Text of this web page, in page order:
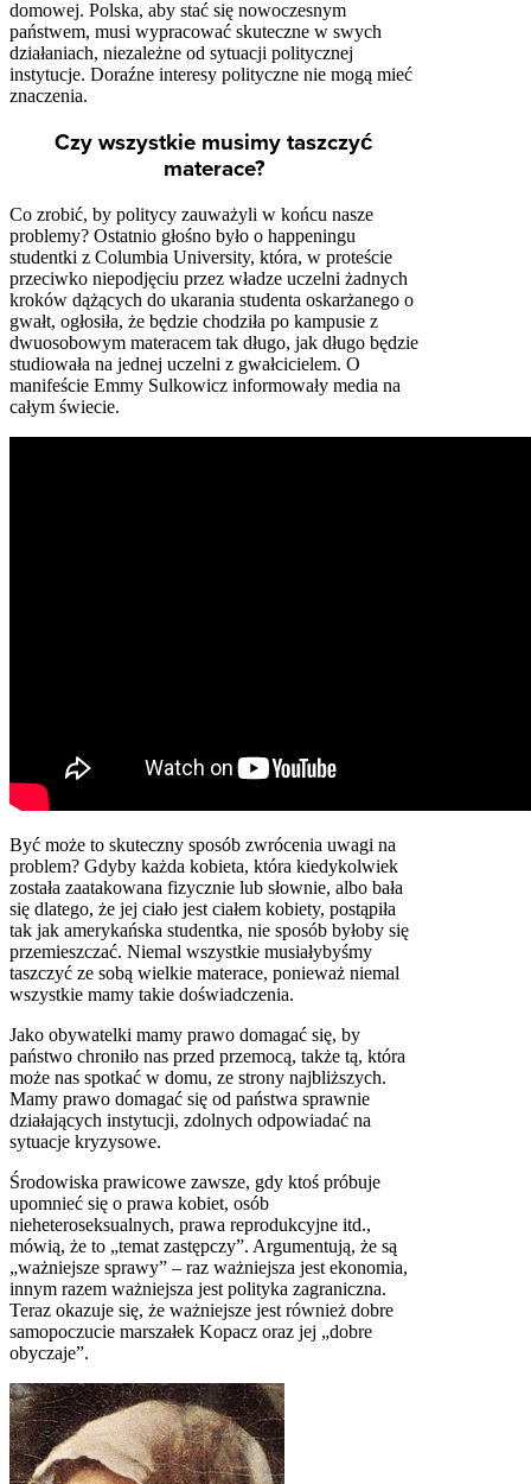
domowej. Polska, aby stać się nowoczesnym
państwem, musi wypracować skuteczne w swych
działaniach, niezależne od sytuacji politycznej
instytucje. Doraźne interesy polityczne nie mogą mieć
znaczenia.
Czy wszystkie musimy taszczyć
materace?
Co zrobić, by politycy zauważyli w końcu nasze
problemy? Ostatnio głośno było o happeningu
studentki z Columbia University, która, w proteście
przeciwko niepodjęciu przez władze uczelni żadnych
kroków dążących do ukarania studenta oskarżanego o
gwałt, ogłosiła, że będzie chodziła po kampusie z
dwuosobowym materacem tak długo, jak długo będzie
studiowała na jednej uczelni z gwałcicielem. O
manifeście Emmy Sulkowicz informowały media na
całym świecie.
Być może to skuteczny sposób zwrócenia uwagi na
problem? Gdyby każda kobieta, która kiedykolwiek
została zaatakowana fizycznie lub słownie, albo bała
się dlatego, że jej ciało jest ciałem kobiety, postąpiła
tak jak amerykańska studentka, nie sposób byłoby się
przemieszczać. Niemal wszystkie musiałybyśmy
taszczyć ze sobą wielkie materace, ponieważ niemal
wszystkie mamy takie doświadczenia.
Jako obywatelki mamy prawo domagać się, by
państwo chroniło nas przed przemocą, także tą, która
może nas spotkać w domu, ze strony najbliższych.
Mamy prawo domagać się od państwa sprawnie
działających instytucji, zdolnych odpowiadać na
sytuacje kryzysowe.
Środowiska prawicowe zawsze, gdy ktoś próbuje
upomnieć się o prawa kobiet, osób
nieheteroseksualnych, prawa reprodukcyjne itd.,
mówią, że to „temat zastępczy”. Argumentują, że są
„ważniejsze sprawy” – raz ważniejsza jest ekonomia,
innym razem ważniejsza jest polityka zagraniczna.
Teraz okazuje się, że ważniejsze jest również dobre
samopoczucie marszałek Kopacz oraz jej „dobre
obyczaje”.